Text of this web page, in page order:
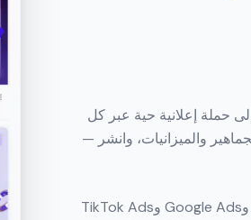
حملة إعلانية حية عبر كل
والميزانيات، وانشر —
لا مزيد من تسجيل الدخول المنفصل إلى Meta Ads Manager وGoogle Ads وTikTok Ads